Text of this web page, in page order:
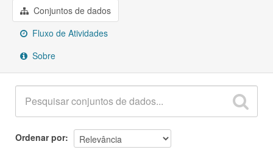
Grupos
Sobre
Conjuntos de dados
Fluxo de Atividades
Sobre
Ordenar por